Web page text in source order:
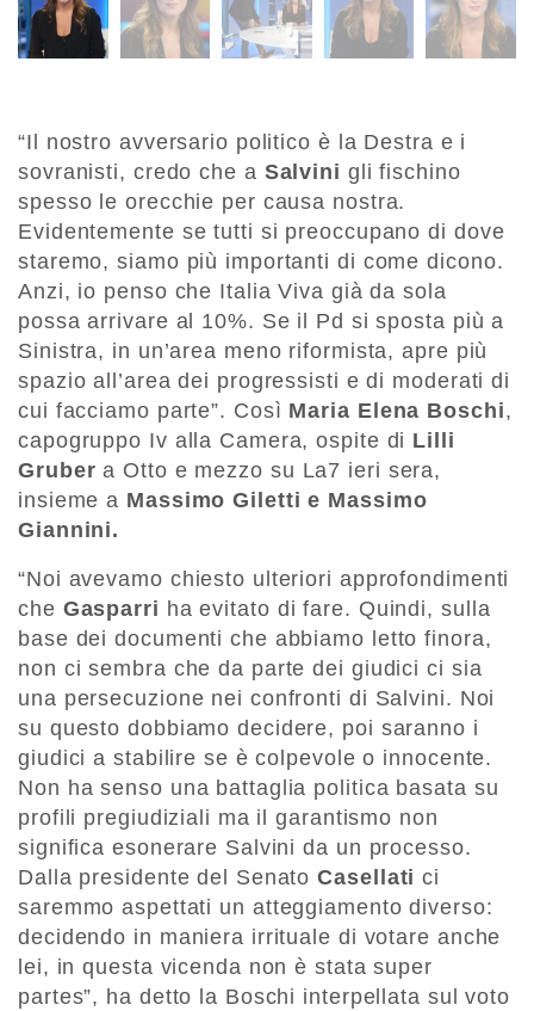
“Il nostro avversario politico è la Destra e i
sovranisti, credo che a Salvini gli fischino
spesso le orecchie per causa nostra.
Evidentemente se tutti si preoccupano di dove
staremo, siamo più importanti di come dicono.
Anzi, io penso che Italia Viva già da sola
possa arrivare al 10%. Se il Pd si sposta più a
Sinistra, in un’area meno riformista, apre più
spazio all’area dei progressisti e di moderati di
cui facciamo parte”. Così Maria Elena Boschi,
capogruppo Iv alla Camera, ospite di Lilli
Gruber a Otto e mezzo su La7 ieri sera,
insieme a Massimo Giletti e Massimo
Giannini.
“Noi avevamo chiesto ulteriori approfondimenti
che Gasparri ha evitato di fare. Quindi, sulla
base dei documenti che abbiamo letto finora,
non ci sembra che da parte dei giudici ci sia
una persecuzione nei confronti di Salvini. Noi
su questo dobbiamo decidere, poi saranno i
giudici a stabilire se è colpevole o innocente.
Non ha senso una battaglia politica basata su
profili pregiudiziali ma il garantismo non
significa esonerare Salvini da un processo.
Dalla presidente del SenatoCasellati ci
saremmo aspettati un atteggiamento diverso:
decidendo in maniera irrituale di votare anche
lei, in questa vicenda non è stata super
partes”, ha detto la Boschi interpellata sul voto